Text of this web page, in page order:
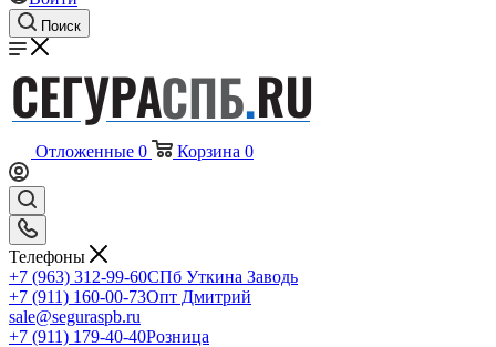
Поиск
Отложенные 0 Корзина 0
Телефоны
+7 (963) 312-99-60СПб Уткина Заводь
+7 (911) 160-00-73Опт Дмитрий
sale@seguraspb.ru
+7 (911) 179-40-40Розница